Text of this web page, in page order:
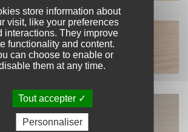
store information about
visit, like your preferences
interactions. They improve
functionality and content.
can choose to enable or
them at any time.
Personnaliser